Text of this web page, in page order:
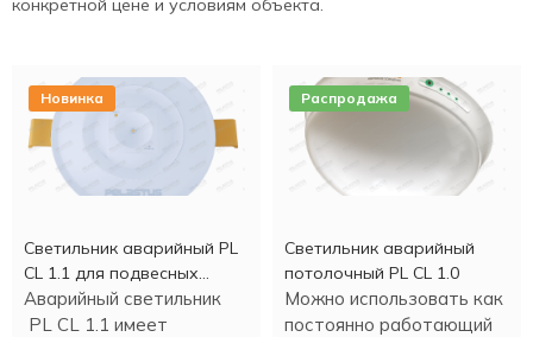
конкретной цене и условиям объекта.
Новинка
Светильник аварийный PL
CL 1.1 для подвесных
потолков
Аварийный светильник
PL CL 1.1 имеет
Распродажа
Светильник аварийный
потолочный PL CL 1.0
Можно использовать как
постоянно работающий